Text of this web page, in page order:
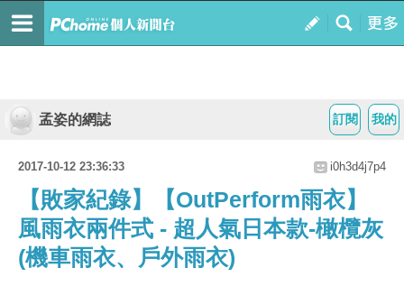
我的
訂閱
孟姿的網誌
2017-10-12 23:36:33 i0h3d4j7p4
【敗家紀錄】【OutPerform雨衣】
風雨衣兩件式 - 超人氣日本款-橄欖灰
(機車雨衣、戶外雨衣)